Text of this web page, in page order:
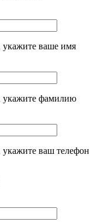
укажите ваше имя
укажите фамилию
ваш телефон